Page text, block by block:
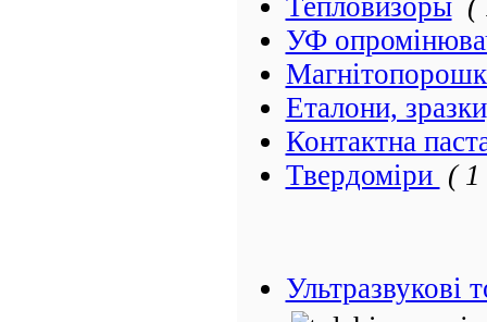
Тепловизоры (
УФ
Еталони,
Контактна
Твердоміри (
Ультразвукові